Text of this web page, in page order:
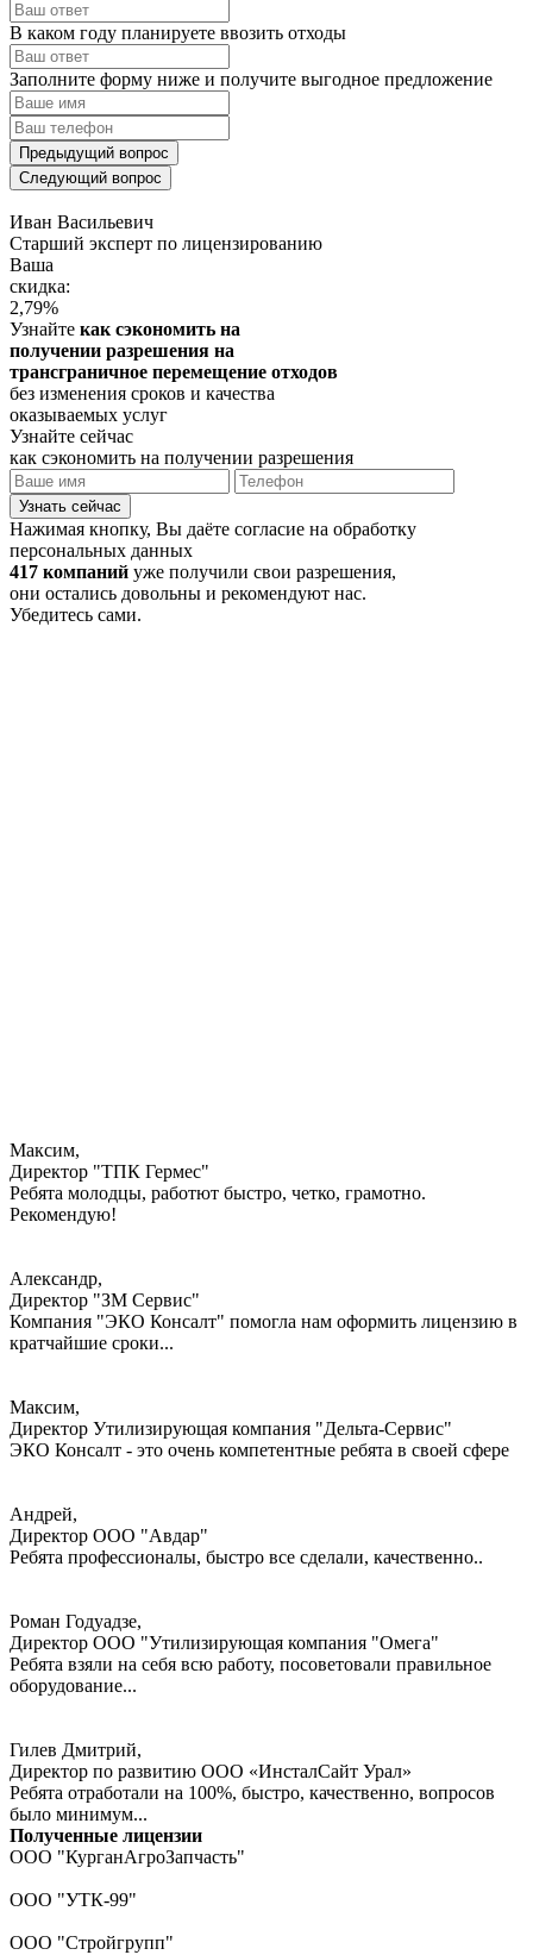
В каком году планируете ввозить отходы
Заполните форму ниже и получите выгодное предложение
Предыдущий вопрос
Следующий вопрос
Иван Васильевич
Cтарший эксперт по лицензированию
Ваша
скидка:
2,79%
Узнайте как сэкономить на
получении разрешения на
трансграничное перемещение отходов
без изменения сроков и качества
оказываемых услуг
Узнайте сейчас
как сэкономить на получении разрешения
Узнать сейчас
Нажимая кнопку, Вы даёте согласие на обработку
персональных данных
417 компаний уже получили свои разрешения,
они остались довольны и рекомендуют нас.
Убедитесь сами.
Максим,
Директор "ТПК Гермес"
Ребята молодцы, работют быстро, четко, грамотно.
Рекомендую!
Александр,
Директор "ЗМ Сервис"
Компания "ЭКО Консалт" помогла нам оформить лицензию в
кратчайшие сроки...
Максим,
Директор Утилизирующая компания "Дельта-Сервис"
ЭКО Консалт - это очень компетентные ребята в своей сфере
Андрей,
Директор ООО "Авдар"
Ребята профессионалы, быстро все сделали, качественно..
Роман Годуадзе,
Директор ООО "Утилизирующая компания "Омега"
Ребята взяли на себя всю работу, посоветовали правильное
оборудование...
Гилев Дмитрий,
Директор по развитию ООО «ИнсталСайт Урал»
Ребята отработали на 100%, быстро, качественно, вопросов
было минимум...
Полученные лицензии
ООО "КурганАгроЗапчасть"
ООО "УТК-99"
ООО "Стройгрупп"